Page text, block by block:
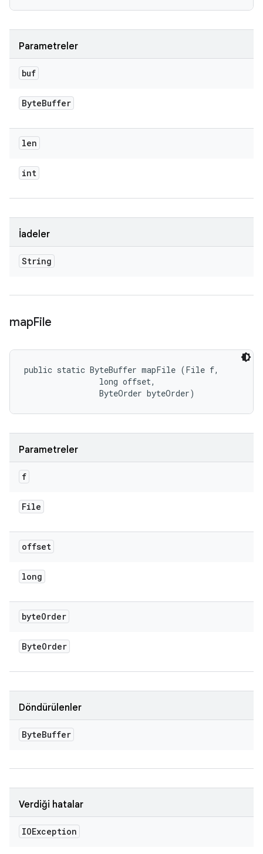
Parametreler
buf
ByteBuffer
len
int
İadeler
String
mapFile
public static ByteBuffer mapFile (File f,
                long offset,
                ByteOrder byteOrder)
Parametreler
f
File
offset
long
byteOrder
ByteOrder
Döndürülenler
ByteBuffer
Verdiği hatalar
IOException